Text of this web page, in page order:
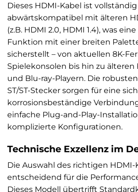
Dieses HDMI-Kabel ist vollständig
abwärtskompatibel mit älteren
(z.B. HDMI 2.0, HDMI 1.4), was
Funktion mit einer breiten
sicherstellt – von aktuellen 8K-
Spielekonsolen bis hin zu älteren
und Blu-ray-Playern. Die
ST/ST-Stecker sorgen für eine
korrosionsbeständige
einfache Plug-and-Play-
komplizierte Konfigurationen.
Technische Exzellenz im
Die Auswahl des richtigen HDMI-
entscheidend für die
Dieses Modell übertrifft